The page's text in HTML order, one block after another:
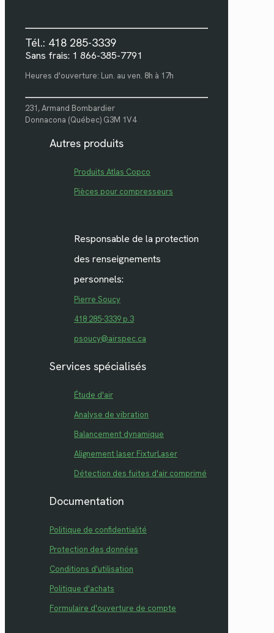
Tél.: 418 285-3339
Sans frais: 1 866-385-7791
Heures d'ouverture: Lun. au ven. 8h à 17h
231, Armand Bombardier
Donnacona (Québec) G3M 1V4
Autres produits
Produits Atlas Copco
Pièces pour compresseurs
Responsable de la protection
des renseignements
personnels:
Pierre Soucy
418 285-3339 p.3
psoucy@airspec.ca
Services spécialisés
Étude d'air
Analyse de vibration
Balancement dynamique
Alignement laser FixturLaser
Détection des fuites d'air comprimé
Documentation
Politique de confidentialité
Protection des données
Conditions d'utilisation
Politique d'achats
Formulaire d'ouverture de compte